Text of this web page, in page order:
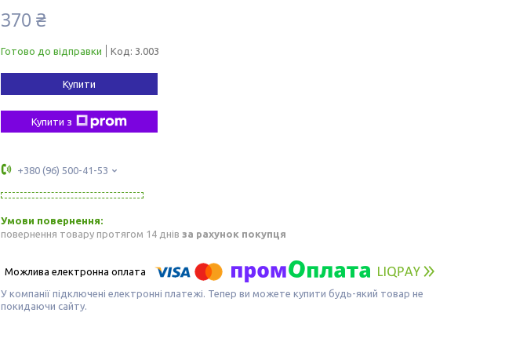
370 ₴
Готово до відправки Код: 3.003
Купити
Купити з
+380 (96) 500-41-53
повернення товару протягом 14 днів за рахунок покупця
У компанії підключені електронні платежі. Тепер ви можете купити будь-який товар не
покидаючи сайту.